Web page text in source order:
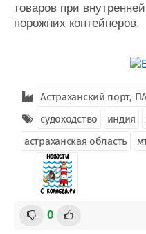
товаров при
порожних контейнеров.
Астраханский порт,
судоходство
индия
астраханская область
0